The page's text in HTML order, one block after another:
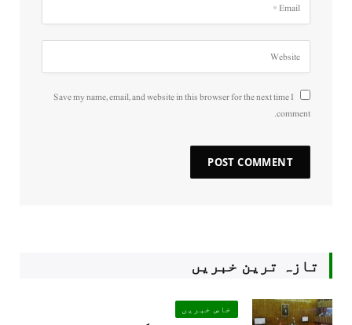
Save my name, email, and website in this browser for the next time I
comment.
تازہ ترین خبریں
خاص خبریں